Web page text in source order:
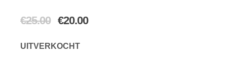
€25.00
Oorspronkelijke
€25.00.
€20.00Huidige
UITVERKOCHT